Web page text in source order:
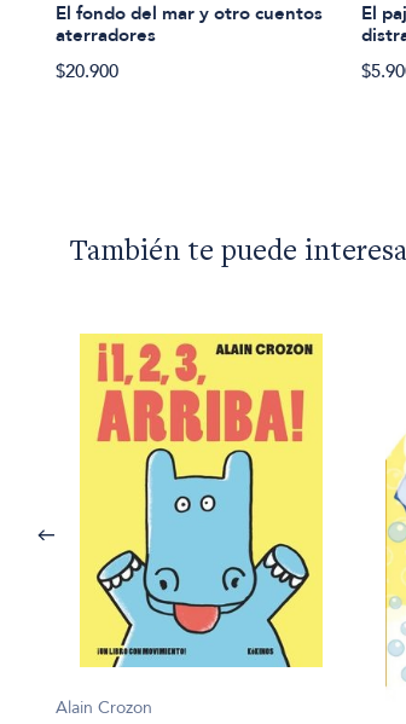
El fondo del mar y otro cuentos
aterradores
$20.900
El
También te puede
Alain Crozon